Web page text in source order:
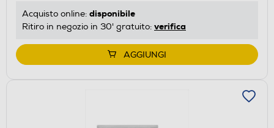
Acquisto online: disponibile
Ritiro in negozio in 30' gratuito: verifica
AGGIUNGI